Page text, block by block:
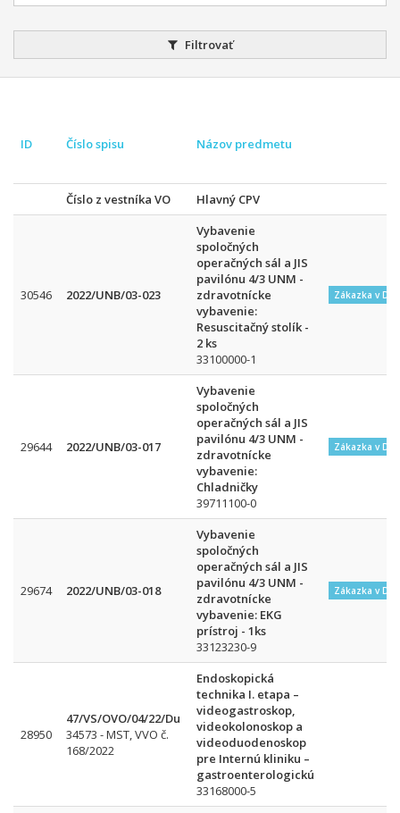
Filtrovať
ID Číslo spisu Názov predmetu
Číslo z vestníka VO Hlavný CPV
30546 2022/UNB/03-023
Vybavenie
spoločných
operačných sál a JIS
pavilónu 4/3 UNM -
zdravotnícke
vybavenie:
Resuscitačný stolík -
2 ks
33100000-1
Zákazka v
29644 2022/UNB/03-017
Vybavenie
spoločných
operačných sál a JIS
pavilónu 4/3 UNM -
zdravotnícke
vybavenie:
Chladničky
39711100-0
Zákazka v
29674 2022/UNB/03-018
Vybavenie
spoločných
operačných sál a JIS
pavilónu 4/3 UNM -
zdravotnícke
vybavenie: EKG
prístroj - 1ks
33123230-9
Zákazka v
28950
47/VS/OVO/04/22/Du
34573 - MST, VVO č.
168/2022
Endoskopická
technika I. etapa –
videogastroskop,
videokolonoskop a
videoduodenoskop
pre Internú kliniku –
gastroenterologickú
33168000-5